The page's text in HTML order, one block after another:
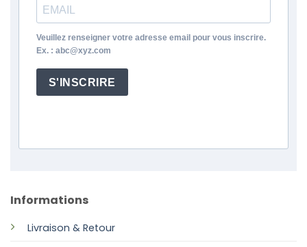
Informations
Livraison & Retour
Veuillez renseigner votre adresse email pour vous inscrire.
Ex. : abc@xyz.com
S'INSCRIRE